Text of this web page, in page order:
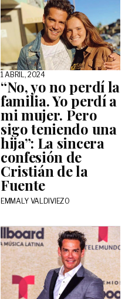
1 ABRIL, 2024
“No, yo no perdí la
familia. Yo perdí a
mi mujer. Pero
sigo teniendo una
hija”: La sincera
confesión de
Cristián de la
Fuente
EMMALY VALDIVIEZO